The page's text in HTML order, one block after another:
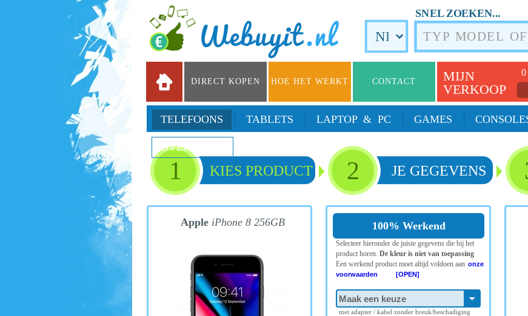
SNEL ZOEKEN...
DIRECT KOPEN HOE HET WERKT CONTACT
MIJN
VERKOOP
0
TELEFOONS TABLETS LAPTOP & PC GAMES
OVERIGE
1 KIES PRODUCT 2 JE GEGEVENS
Apple iPhone 8 256GB 100% Werkend
Selecteer hieronder de juiste gegevens die bij het
product horen. De kleur is niet van toepassing
Een werkend product moet altijd voldoen aan onze
voorwaarden [OPEN]
met adapter / kabel zonder breuk/beschadiging